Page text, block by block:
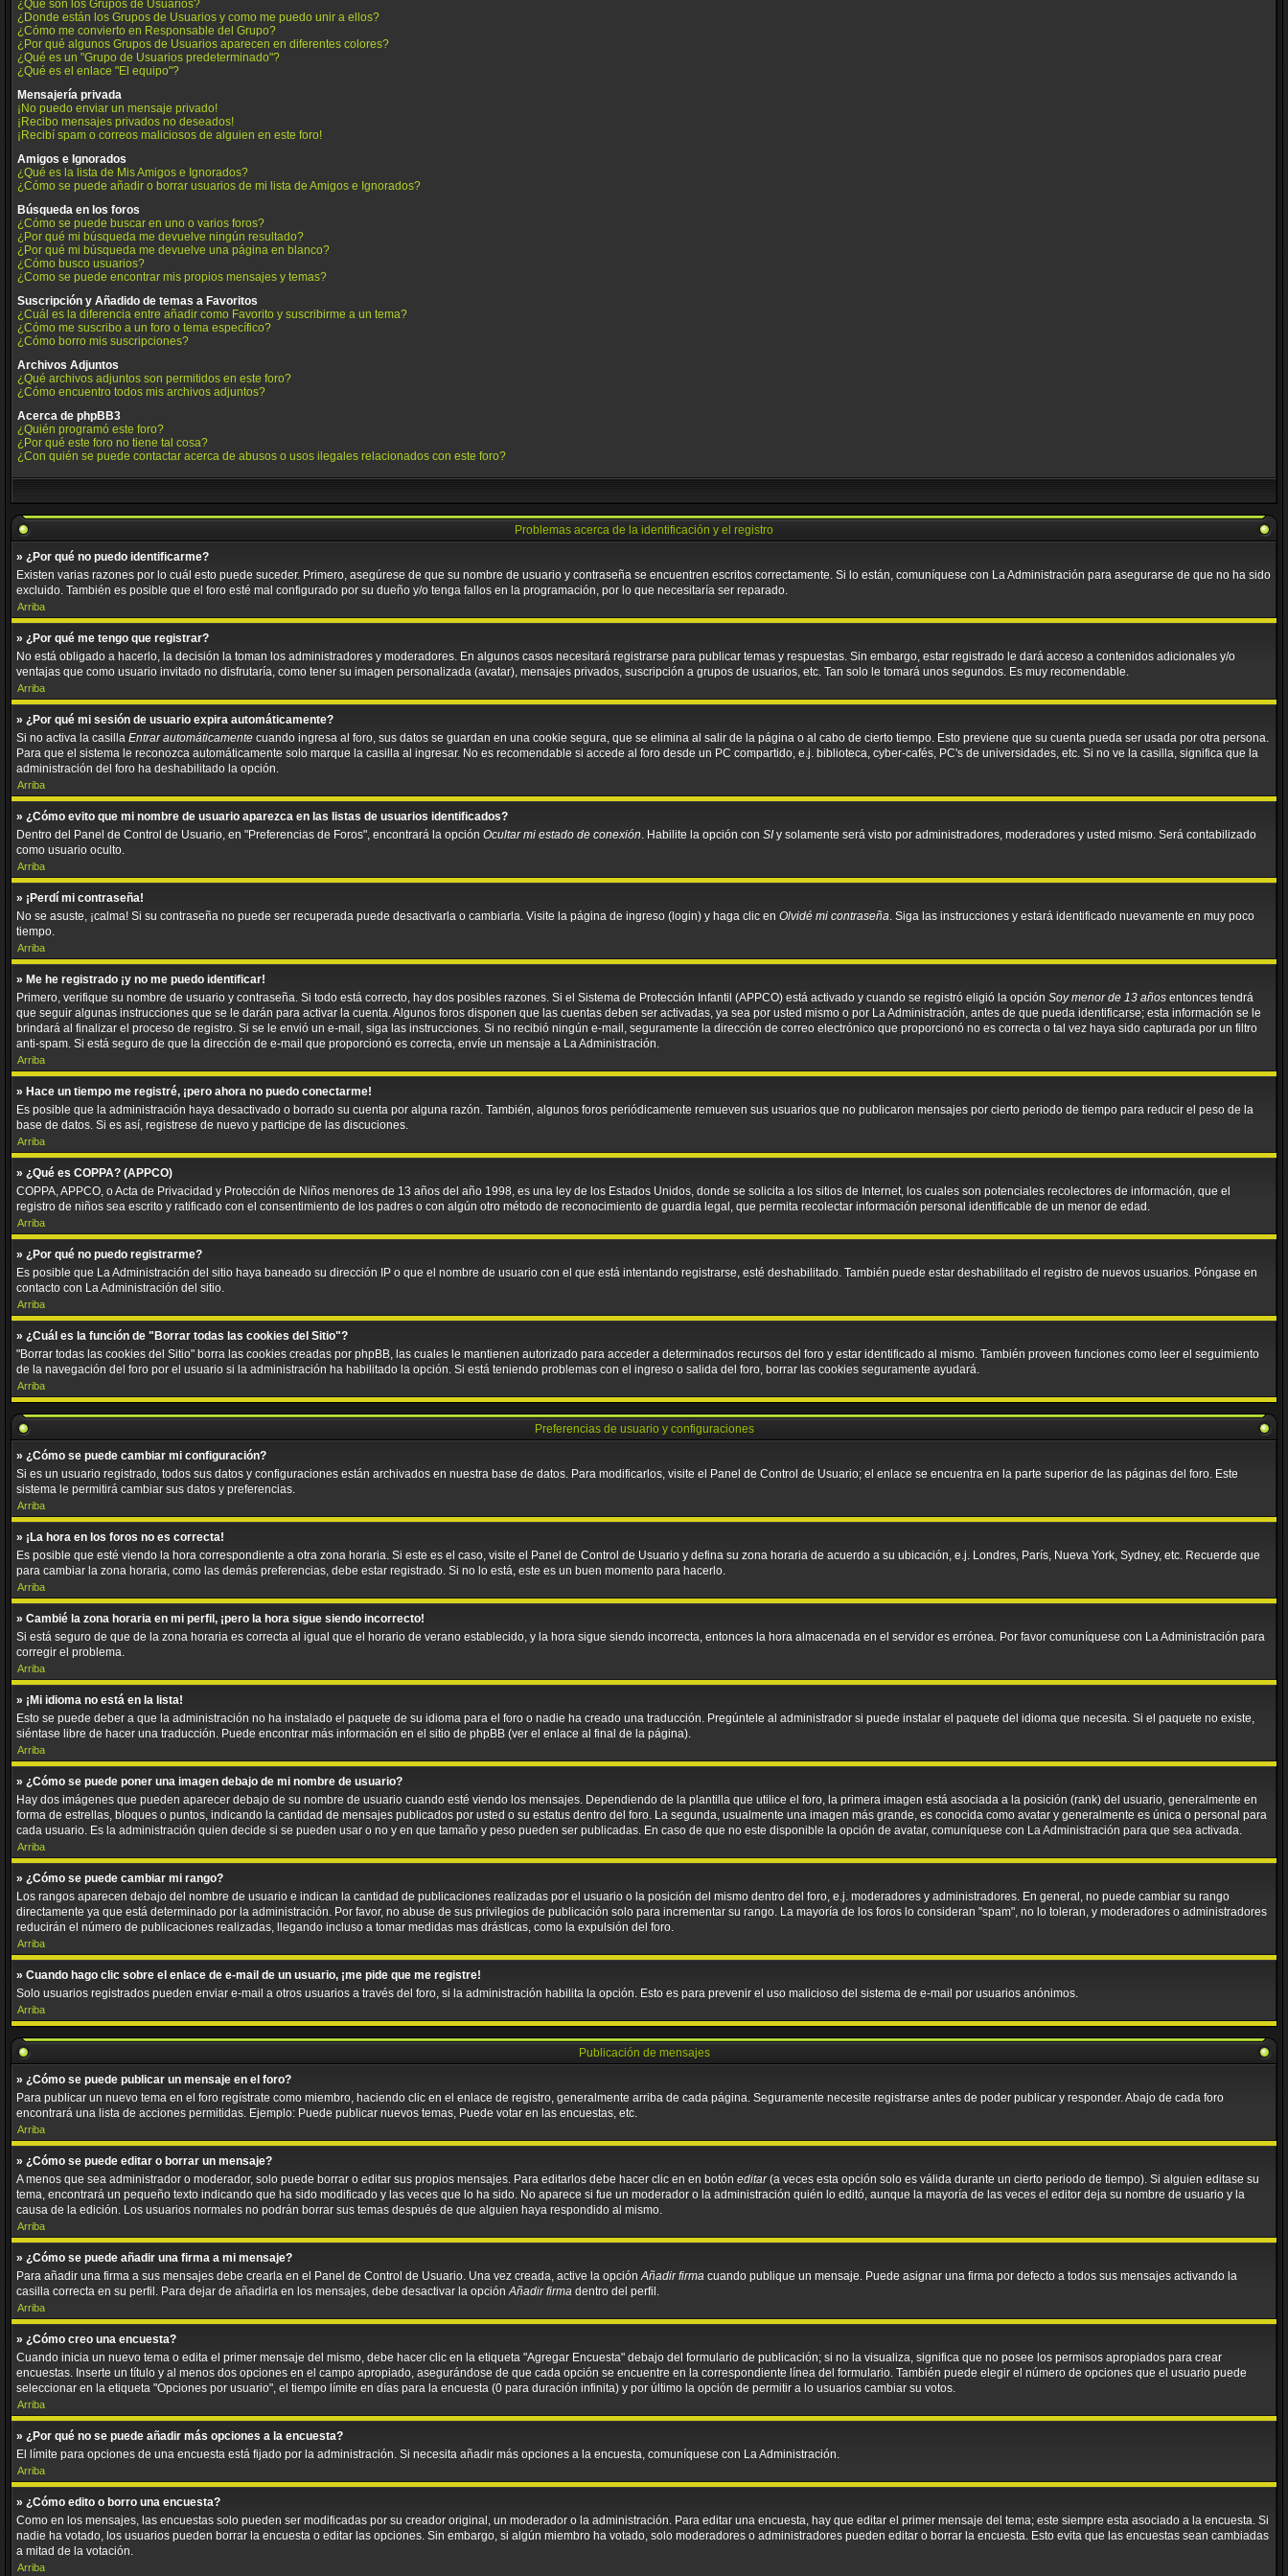
¿Qué son los Grupos de Usuarios?
¿Donde están los Grupos de Usuarios y como me puedo unir a ellos?
¿Cómo me convierto en Responsable del Grupo?
¿Por qué algunos Grupos de Usuarios aparecen en diferentes colores?
¿Qué es un "Grupo de Usuarios predeterminado"?
¿Qué es el enlace "El equipo"?
Mensajería privada
¡No puedo enviar un mensaje privado!
¡Recibo mensajes privados no deseados!
¡Recibí spam o correos maliciosos de alguien en este foro!
Amigos e Ignorados
¿Qué es la lista de Mis Amigos e Ignorados?
¿Cómo se puede añadir o borrar usuarios de mi lista de Amigos e Ignorados?
Búsqueda en los foros
¿Cómo se puede buscar en uno o varios foros?
¿Por qué mi búsqueda me devuelve ningún resultado?
¿Por qué mi búsqueda me devuelve una página en blanco?
¿Cómo busco usuarios?
¿Como se puede encontrar mis propios mensajes y temas?
Suscripción y Añadido de temas a Favoritos
¿Cuál es la diferencia entre añadir como Favorito y suscribirme a un tema?
¿Cómo me suscribo a un foro o tema específico?
¿Cómo borro mis suscripciones?
Archivos Adjuntos
¿Qué archivos adjuntos son permitidos en este foro?
¿Cómo encuentro todos mis archivos adjuntos?
Acerca de phpBB3
¿Quién programó este foro?
¿Por qué este foro no tiene tal cosa?
¿Con quién se puede contactar acerca de abusos o usos ilegales relacionados con este foro?
Problemas acerca de la identificación y el registro
» ¿Por qué no puedo identificarme?
Existen varias razones por lo cuál esto puede suceder. Primero, asegúrese de que su nombre de usuario y contraseña se encuentren escritos correctamente. Si lo están, comuníquese con La Administración para asegurarse de que no ha sido
excluido. También es posible que el foro esté mal configurado por su dueño y/o tenga fallos en la programación, por lo que necesitaría ser reparado.
Arriba
» ¿Por qué me tengo que registrar?
No está obligado a hacerlo, la decisión la toman los administradores y moderadores. En algunos casos necesitará registrarse para publicar temas y respuestas. Sin embargo, estar registrado le dará acceso a contenidos adicionales y/o
ventajas que como usuario invitado no disfrutaría, como tener su imagen personalizada (avatar), mensajes privados, suscripción a grupos de usuarios, etc. Tan solo le tomará unos segundos. Es muy recomendable.
Arriba
» ¿Por qué mi sesión de usuario expira automáticamente?
Si no activa la casilla Entrar automáticamente cuando ingresa al foro, sus datos se guardan en una cookie segura, que se elimina al salir de la página o al cabo de cierto tiempo. Esto previene que su cuenta pueda ser usada por otra persona.
Para que el sistema le reconozca automáticamente solo marque la casilla al ingresar. No es recomendable si accede al foro desde un PC compartido, e.j. biblioteca, cyber-cafés, PC's de universidades, etc. Si no ve la casilla, significa que la
administración del foro ha deshabilitado la opción.
Arriba
» ¿Cómo evito que mi nombre de usuario aparezca en las listas de usuarios identificados?
Dentro del Panel de Control de Usuario, en "Preferencias de Foros", encontrará la opción Ocultar mi estado de conexión. Habilite la opción con SI y solamente será visto por administradores, moderadores y usted mismo. Será contabilizado
como usuario oculto.
Arriba
» ¡Perdí mi contraseña!
No se asuste, ¡calma! Si su contraseña no puede ser recuperada puede desactivarla o cambiarla. Visite la página de ingreso (login) y haga clic en Olvidé mi contraseña. Siga las instrucciones y estará identificado nuevamente en muy poco
tiempo.
Arriba
» Me he registrado ¡y no me puedo identificar!
Primero, verifique su nombre de usuario y contraseña. Si todo está correcto, hay dos posibles razones. Si el Sistema de Protección Infantil (APPCO) está activado y cuando se registró eligió la opción Soy menor de 13 años entonces tendrá
que seguir algunas instrucciones que se le darán para activar la cuenta. Algunos foros disponen que las cuentas deben ser activadas, ya sea por usted mismo o por La Administración, antes de que pueda identificarse; esta información se le
brindará al finalizar el proceso de registro. Si se le envió un e-mail, siga las instrucciones. Si no recibió ningún e-mail, seguramente la dirección de correo electrónico que proporcionó no es correcta o tal vez haya sido capturada por un filtro
anti-spam. Si está seguro de que la dirección de e-mail que proporcionó es correcta, envíe un mensaje a La Administración.
Arriba
» Hace un tiempo me registré, ¡pero ahora no puedo conectarme!
Es posible que la administración haya desactivado o borrado su cuenta por alguna razón. También, algunos foros periódicamente remueven sus usuarios que no publicaron mensajes por cierto periodo de tiempo para reducir el peso de la
base de datos. Si es así, registrese de nuevo y participe de las discuciones.
Arriba
» ¿Qué es COPPA? (APPCO)
COPPA, APPCO, o Acta de Privacidad y Protección de Niños menores de 13 años del año 1998, es una ley de los Estados Unidos, donde se solicita a los sitios de Internet, los cuales son potenciales recolectores de información, que el
registro de niños sea escrito y ratificado con el consentimiento de los padres o con algún otro método de reconocimiento de guardia legal, que permita recolectar información personal identificable de un menor de edad.
Arriba
» ¿Por qué no puedo registrarme?
Es posible que La Administración del sitio haya baneado su dirección IP o que el nombre de usuario con el que está intentando registrarse, esté deshabilitado. También puede estar deshabilitado el registro de nuevos usuarios. Póngase en
contacto con La Administración del sitio.
Arriba
» ¿Cuál es la función de "Borrar todas las cookies del Sitio"?
"Borrar todas las cookies del Sitio" borra las cookies creadas por phpBB, las cuales le mantienen autorizado para acceder a determinados recursos del foro y estar identificado al mismo. También proveen funciones como leer el seguimiento
de la navegación del foro por el usuario si la administración ha habilitado la opción. Si está teniendo problemas con el ingreso o salida del foro, borrar las cookies seguramente ayudará.
Arriba
Preferencias de usuario y configuraciones
» ¿Cómo se puede cambiar mi configuración?
Si es un usuario registrado, todos sus datos y configuraciones están archivados en nuestra base de datos. Para modificarlos, visite el Panel de Control de Usuario; el enlace se encuentra en la parte superior de las páginas del foro. Este
sistema le permitirá cambiar sus datos y preferencias.
Arriba
» ¡La hora en los foros no es correcta!
Es posible que esté viendo la hora correspondiente a otra zona horaria. Si este es el caso, visite el Panel de Control de Usuario y defina su zona horaria de acuerdo a su ubicación, e.j. Londres, París, Nueva York, Sydney, etc. Recuerde que
para cambiar la zona horaria, como las demás preferencias, debe estar registrado. Si no lo está, este es un buen momento para hacerlo.
Arriba
» Cambié la zona horaria en mi perfil, ¡pero la hora sigue siendo incorrecto!
Si está seguro de que de la zona horaria es correcta al igual que el horario de verano establecido, y la hora sigue siendo incorrecta, entonces la hora almacenada en el servidor es errónea. Por favor comuníquese con La Administración para
corregir el problema.
Arriba
» ¡Mi idioma no está en la lista!
Esto se puede deber a que la administración no ha instalado el paquete de su idioma para el foro o nadie ha creado una traducción. Pregúntele al administrador si puede instalar el paquete del idioma que necesita. Si el paquete no existe,
siéntase libre de hacer una traducción. Puede encontrar más información en el sitio de phpBB (ver el enlace al final de la página).
Arriba
» ¿Cómo se puede poner una imagen debajo de mi nombre de usuario?
Hay dos imágenes que pueden aparecer debajo de su nombre de usuario cuando esté viendo los mensajes. Dependiendo de la plantilla que utilice el foro, la primera imagen está asociada a la posición (rank) del usuario, generalmente en
forma de estrellas, bloques o puntos, indicando la cantidad de mensajes publicados por usted o su estatus dentro del foro. La segunda, usualmente una imagen más grande, es conocida como avatar y generalmente es única o personal para
cada usuario. Es la administración quien decide si se pueden usar o no y en que tamaño y peso pueden ser publicadas. En caso de que no este disponible la opción de avatar, comuníquese con La Administración para que sea activada.
Arriba
» ¿Cómo se puede cambiar mi rango?
Los rangos aparecen debajo del nombre de usuario e indican la cantidad de publicaciones realizadas por el usuario o la posición del mismo dentro del foro, e.j. moderadores y administradores. En general, no puede cambiar su rango
directamente ya que está determinado por la administración. Por favor, no abuse de sus privilegios de publicación solo para incrementar su rango. La mayoría de los foros lo consideran "spam", no lo toleran, y moderadores o administradores
reducirán el número de publicaciones realizadas, llegando incluso a tomar medidas mas drásticas, como la expulsión del foro.
Arriba
» Cuando hago clic sobre el enlace de e-mail de un usuario, ¡me pide que me registre!
Solo usuarios registrados pueden enviar e-mail a otros usuarios a través del foro, si la administración habilita la opción. Esto es para prevenir el uso malicioso del sistema de e-mail por usuarios anónimos.
Arriba
Publicación de mensajes
» ¿Cómo se puede publicar un mensaje en el foro?
Para publicar un nuevo tema en el foro regístrate como miembro, haciendo clic en el enlace de registro, generalmente arriba de cada página. Seguramente necesite registrarse antes de poder publicar y responder. Abajo de cada foro
encontrará una lista de acciones permitidas. Ejemplo: Puede publicar nuevos temas, Puede votar en las encuestas, etc.
Arriba
» ¿Cómo se puede editar o borrar un mensaje?
A menos que sea administrador o moderador, solo puede borrar o editar sus propios mensajes. Para editarlos debe hacer clic en en botón editar(a veces esta opción solo es válida durante un cierto periodo de tiempo). Si alguien editase su
tema, encontrará un pequeño texto indicando que ha sido modificado y las veces que lo ha sido. No aparece si fue un moderador o la administración quién lo editó, aunque la mayoría de las veces el editor deja su nombre de usuario y la
causa de la edición. Los usuarios normales no podrán borrar sus temas después de que alguien haya respondido al mismo.
Arriba
» ¿Cómo se puede añadir una firma a mi mensaje?
Para añadir una firma a sus mensajes debe crearla en el Panel de Control de Usuario. Una vez creada, active la opciónAñadir firma cuando publique un mensaje. Puede asignar una firma por defecto a todos sus mensajes activando la
casilla correcta en su perfil. Para dejar de añadirla en los mensajes, debe desactivar la opciónAñadir firma dentro del perfil.
Arriba
» ¿Cómo creo una encuesta?
Cuando inicia un nuevo tema o edita el primer mensaje del mismo, debe hacer clic en la etiqueta "Agregar Encuesta" debajo del formulario de publicación; si no la visualiza, significa que no posee los permisos apropiados para crear
encuestas. Inserte un título y al menos dos opciones en el campo apropiado, asegurándose de que cada opción se encuentre en la correspondiente línea del formulario. También puede elegir el número de opciones que el usuario puede
seleccionar en la etiqueta "Opciones por usuario", el tiempo límite en días para la encuesta (0 para duración infinita) y por último la opción de permitir a lo usuarios cambiar su votos.
Arriba
» ¿Por qué no se puede añadir más opciones a la encuesta?
El límite para opciones de una encuesta está fijado por la administración. Si necesita añadir más opciones a la encuesta, comuníquese con La Administración.
Arriba
» ¿Cómo edito o borro una encuesta?
Como en los mensajes, las encuestas solo pueden ser modificadas por su creador original, un moderador o la administración. Para editar una encuesta, hay que editar el primer mensaje del tema; este siempre esta asociado a la encuesta. Si
nadie ha votado, los usuarios pueden borrar la encuesta o editar las opciones. Sin embargo, si algún miembro ha votado, solo moderadores o administradores pueden editar o borrar la encuesta. Esto evita que las encuestas sean cambiadas
a mitad de la votación.
Arriba